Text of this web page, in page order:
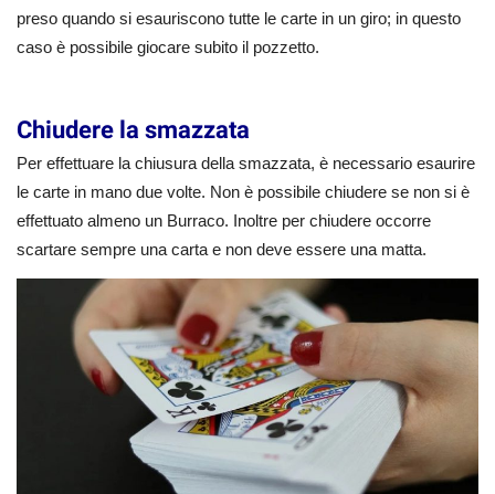
preso quando si esauriscono tutte le carte in un giro; in questo
caso è possibile giocare subito il pozzetto.
Chiudere la smazzata
Per effettuare la chiusura della smazzata, è necessario esaurire
le carte in mano due volte. Non è possibile chiudere se non si è
effettuato almeno un Burraco. Inoltre per chiudere occorre
scartare sempre una carta e non deve essere una matta.